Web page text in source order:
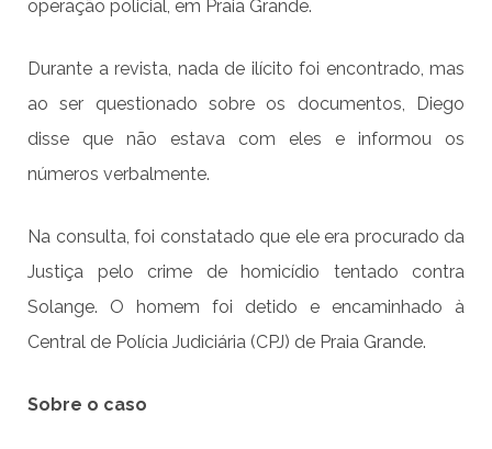
operação policial, em Praia Grande.
Durante a revista, nada de ilícito foi encontrado, mas
ao ser questionado sobre os documentos, Diego
disse que não estava com eles e informou os
números verbalmente.
Na consulta, foi constatado que ele era procurado da
Justiça pelo crime de homicídio tentado contra
Solange. O homem foi detido e encaminhado à
Central de Polícia Judiciária (CPJ) de Praia Grande.
Sobre o caso